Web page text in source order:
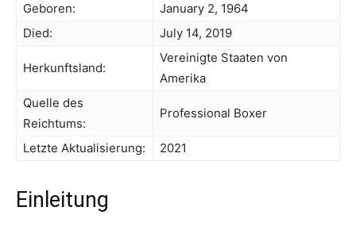
Geboren:
January 2, 1964
Died:
July 14, 2019
Herkunftsland:
Vereinigte Staaten von
Amerika
Quelle des
Reichtums:
Professional Boxer
Letzte Aktualisierung: 2021
Einleitung